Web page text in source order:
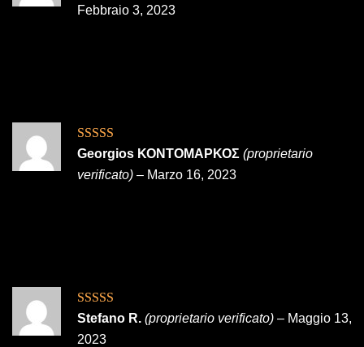
5
Febbraio 3, 2023
Valutato5su
5
Georgios ΚΟΝΤΟΜΑΡΚΟΣ (proprietario
verificato) – Marzo 16, 2023
Valutato4
su 5
Stefano R. (proprietario verificato) – Maggio 13,
2023